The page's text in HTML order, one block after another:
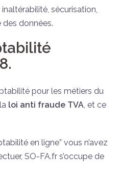
sécurisation,
données.
pour les métiers du
loi anti fraude TVA , et ce
en ligne” vous n’avez
SO-FA.fr s’occupe de